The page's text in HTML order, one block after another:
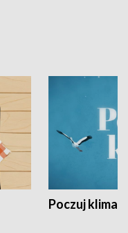
Poczuj klimat